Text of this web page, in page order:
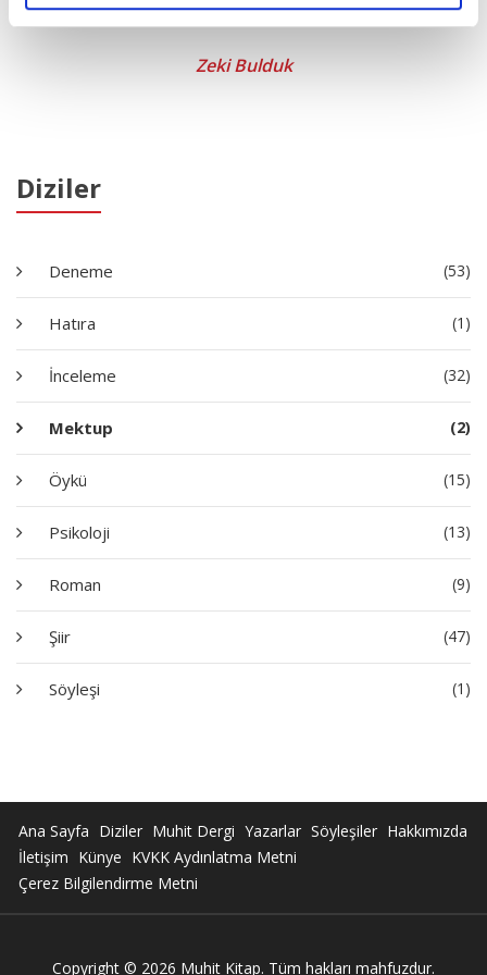
Diziler
Deneme (53)
Hatıra (1)
İnceleme (32)
Mektup (2)
Öykü (15)
Psikoloji (13)
Roman (9)
Şiir (47)
Söyleşi (1)
Evlat Babanın Sırrıdır
Zeki Bulduk
Ana Sayfa Diziler Muhit Dergi Yazarlar Söyleşiler Hakkımızda
İletişim Künye KVKK Aydınlatma Metni
Çerez Bilgilendirme Metni
Copyright © 2026 Muhit Kitap. Tüm hakları mahfuzdur.